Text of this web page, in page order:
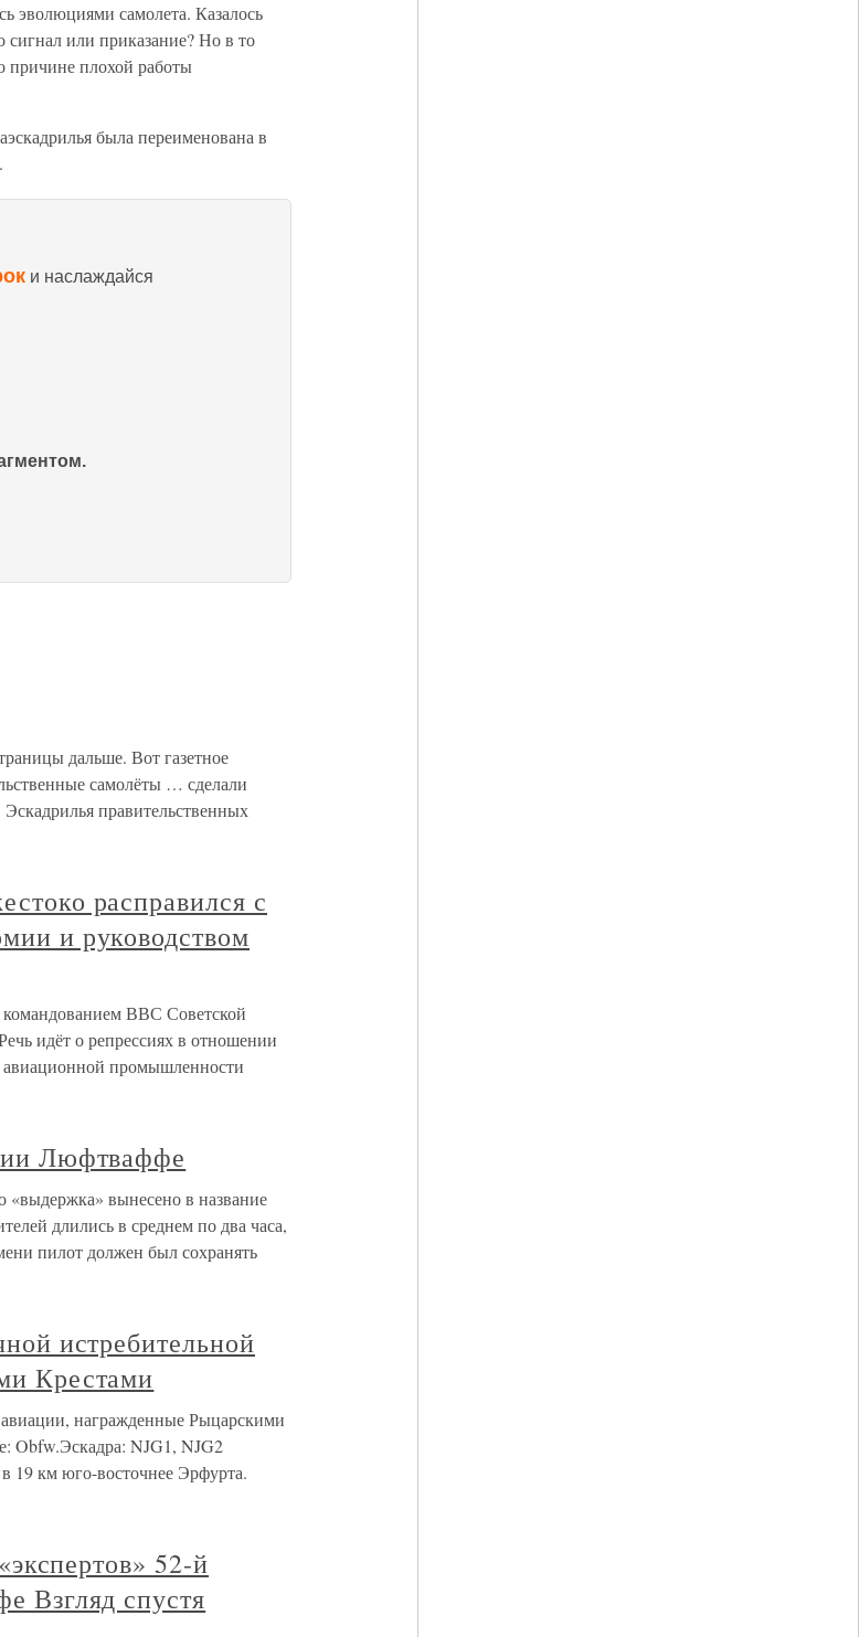
эволюциями самолета. Казалось
или приказание? Но в то
причине плохой работы
была переименована в
и наслаждайся
дальше. Вот газетное
самолёты … сделали
правительственных
расправился с
и руководством
ВВС Советской
идёт о репрессиях в отношении
промышленности
Люфтваффе
вынесено в название
длились в среднем по два часа,
пилот должен был сохранять
истребительной
Крестами
награжденные Рыцарскими
Obfw.Эскадра: NJG1, NJG2
19 км юго-восточнее Эрфурта.
52-й
Взгляд спустя